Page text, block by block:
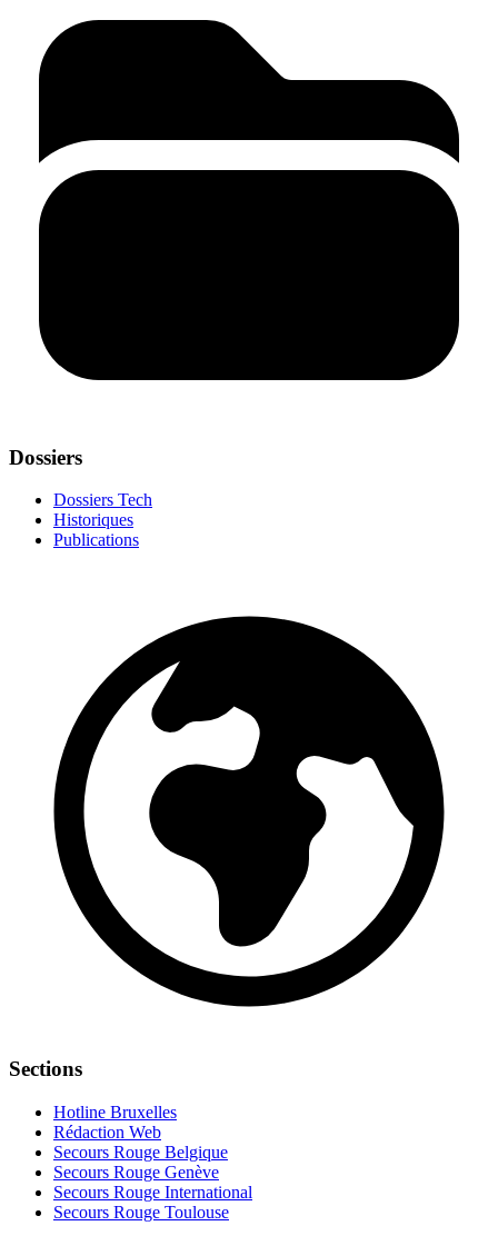
Dossiers
Dossiers Tech
Historiques
Publications
Sections
Hotline Bruxelles
Rédaction Web
Secours Rouge Belgique
Secours Rouge Genève
Secours Rouge International
Secours Rouge Toulouse